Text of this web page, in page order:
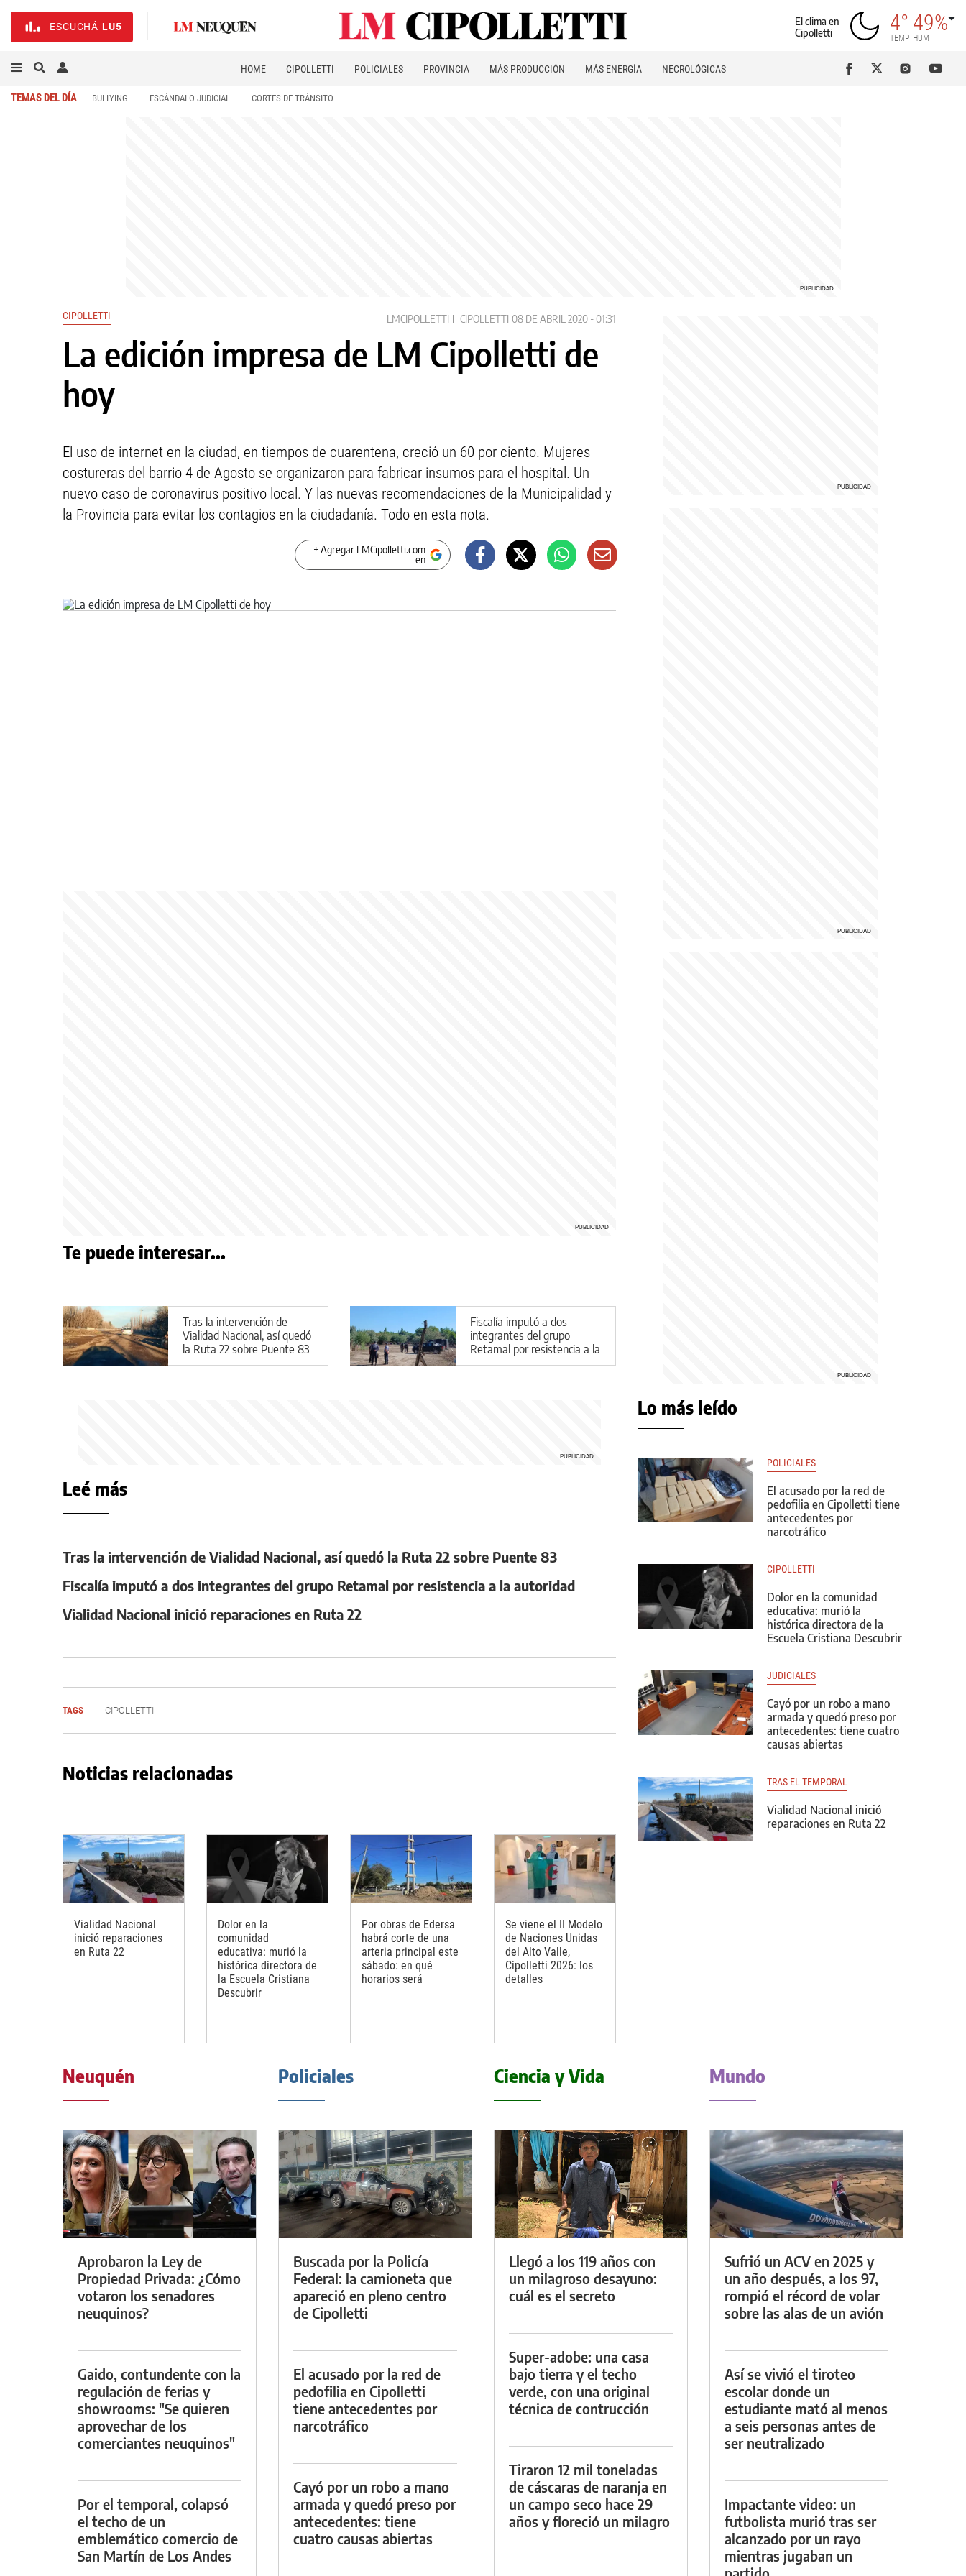
ESCUCHÁ LU5
El clima en
Cipolletti
4°
TEMP
49%
HUM
HOME CIPOLLETTI POLICIALES PROVINCIA MÁS PRODUCCIÓN MÁS ENERGÍA NECROLÓGICAS
TEMAS DEL DÍA BULLYING ESCÁNDALO JUDICIAL CORTES DE TRÁNSITO
CIPOLLETTI LMCIPOLLETTI CIPOLLETTI 08 DE ABRIL 2020 - 01:31
La edición impresa de LM Cipolletti de
hoy
El uso de internet en la ciudad, en tiempos de cuarentena, creció un 60 por ciento. Mujeres
costureras del barrio 4 de Agosto se organizaron para fabricar insumos para el hospital. Un
nuevo caso de coronavirus positivo local. Y las nuevas recomendaciones de la Municipalidad y
la Provincia para evitar los contagios en la ciudadanía. Todo en esta nota.
+ Agregar LMCipolletti.com
en
Te puede interesar...
Tras la intervención de
Vialidad Nacional, así quedó
la Ruta 22 sobre Puente 83
Fiscalía imputó a dos
integrantes del grupo
Retamal por resistencia a la
autoridad
Leé más
Tras la intervención de Vialidad Nacional, así quedó la Ruta 22 sobre Puente 83
Fiscalía imputó a dos integrantes del grupo Retamal por resistencia a la autoridad
Vialidad Nacional inició reparaciones en Ruta 22
TAGS CIPOLLETTI
Noticias relacionadas
Vialidad Nacional
inició reparaciones
en Ruta 22
Dolor en la
comunidad
educativa: murió la
histórica directora de
la Escuela Cristiana
Descubrir
Por obras de Edersa
habrá corte de una
arteria principal este
sábado: en qué
horarios será
Se viene el II Modelo
de Naciones Unidas
del Alto Valle,
Cipolletti 2026: los
detalles
Lo más leído
POLICIALES
El acusado por la red de
pedofilia en Cipolletti tiene
antecedentes por
narcotráfico
CIPOLLETTI
Dolor en la comunidad
educativa: murió la
histórica directora de la
Escuela Cristiana Descubrir
JUDICIALES
Cayó por un robo a mano
armada y quedó preso por
antecedentes: tiene cuatro
causas abiertas
TRAS EL TEMPORAL
Vialidad Nacional inició
reparaciones en Ruta 22
Neuquén
Aprobaron la Ley de
Propiedad Privada: ¿Cómo
votaron los senadores
neuquinos?
Gaido, contundente con la
regulación de ferias y
showrooms: "Se quieren
aprovechar de los
comerciantes neuquinos"
Por el temporal, colapsó
el techo de un
emblemático comercio de
San Martín de Los Andes
Policiales
Buscada por la Policía
Federal: la camioneta que
apareció en pleno centro
de Cipolletti
El acusado por la red de
pedofilia en Cipolletti
tiene antecedentes por
narcotráfico
Cayó por un robo a mano
armada y quedó preso por
antecedentes: tiene
cuatro causas abiertas
Ciencia y Vida
Llegó a los 119 años con
un milagroso desayuno:
cuál es el secreto
Super-adobe: una casa
bajo tierra y el techo
verde, con una original
técnica de contrucción
Tiraron 12 mil toneladas
de cáscaras de naranja en
un campo seco hace 29
años y floreció un milagro
Mundo
Sufrió un ACV en 2025 y
un año después, a los 97,
rompió el récord de volar
sobre las alas de un avión
Así se vivió el tiroteo
escolar donde un
estudiante mató al menos
a seis personas antes de
ser neutralizado
Impactante video: un
futbolista murió tras ser
alcanzado por un rayo
mientras jugaban un